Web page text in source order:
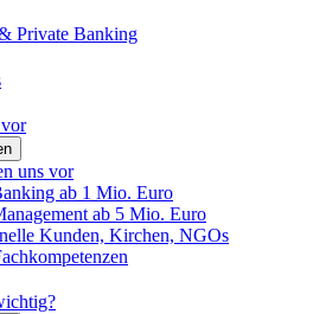
Private Banking
uns vor
ab 1 Mio. Euro
ab 5 Mio. Euro
Kunden, Kirchen, NGOs